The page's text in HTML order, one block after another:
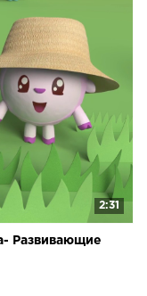
2:31
Развивающие